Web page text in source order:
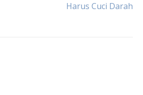
Harus Cuci Darah